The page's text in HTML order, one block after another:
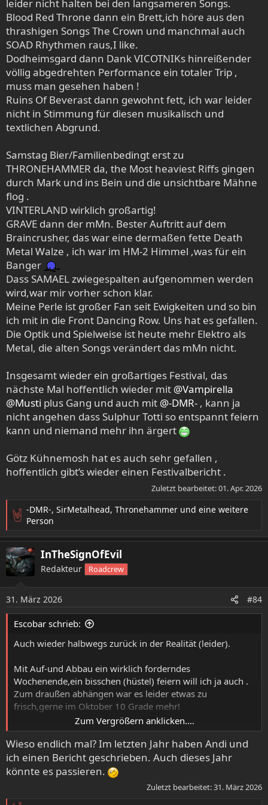
leider nicht halten bei den langsameren Songs.
Blood Red Throne dann ein Brett,ich höre aus den
thrashigen Songs The Crown und manchmal auch
SOAD Rhythmen raus,I like.
Dodheimsgard dann Dank VICOTNIKs hinreißender
völlig abgedrehten Performance ein totaler Trip ,
muss man gesehen haben !
Ruins Of Beverast dann gewohnt fett, ich war leider
nicht in Stimmung für diesen musikalisch und
textlichen Abgrund.
Samstag Bier/Familienbedingt erst zu
THRONEHAMMER da, the Most heaviest Riffs gingen
durch Mark und ins Bein und die unsichtbare Mähne
flog .
VINTERLAND wirklich großartig!
GRAVE dann der mMn. Bester Auftritt auf dem
Braincrusher, das war eine dermaßen fette Death
Metal Walze , ich war im HM-2 Himmel ,was für ein
Banger
Dass SAMAEL zwiegespalten aufgenommen werden
wird,war mir vorher schon klar.
Meine Perle ist großer Fan seit Ewigkeiten und so bin
ich mit in die Front Dancing Row. Uns hat es gefallen.
Die Optik und Spielweise ist heute mehr Elektro als
Metal, die alten Songs verändert das mMn nicht.
Insgesamt wieder ein großartiges Festival, das
nächste Mal hoffentlich wieder mit @Vampirella
@Musti plus Gang und auch mit @-DMR- , kann ja
nicht angehen dass Sulphur Totti so entspannt feiern
kann und niemand mehr ihn ärgert
Götz Kühnemosh hat es auch sehr gefallen ,
hoffentlich gibt’s wieder einen Festivalbericht .
Zuletzt bearbeitet:01. Apr. 2026
R
a
k
t
i
o
n
e
n
-DMR-, SirMetalhead, Thronehammer und eine weitere
Person
InTheSignOfEvil
Redakteur Roadcrew
31. März 2026 #84
Escobar schrieb:
Auch wieder halbwegs zurück in der Realität (leider).
Mit Auf-und Abbau ein wirklich forderndes
Wochenende,ein bisschen (hüstel) feiern will ich ja auch .
Zum draußen abhängen war es leider etwas zu
frisch,gerne im Oktober 10 Grade mehr!
Freitag erst hellauf begeistert von Proscription und auf
Archgoat Niveau wähnend, konnten sie das Level leider
nicht halten bei den langsameren Songs.
Blood Red Throne dann ein Brett,ich höre aus den
thrashigen Songs The Crown und manchmal auch SOAD
Zum Vergrößern anklicken....
Wieso endlich mal? Im letzten Jahr haben Andi und
ich einen Bericht geschrieben. Auch dieses Jahr
könnte es passieren.
Zuletzt bearbeitet:31. März 2026